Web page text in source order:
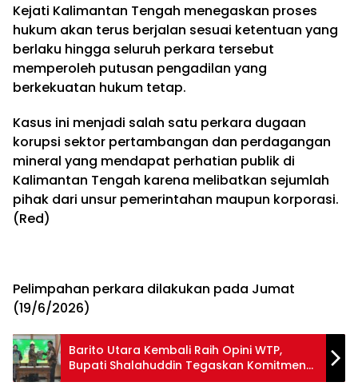
Kejati Kalimantan Tengah menegaskan proses
hukum akan terus berjalan sesuai ketentuan yang
berlaku hingga seluruh perkara tersebut
memperoleh putusan pengadilan yang
berkekuatan hukum tetap.
Kasus ini menjadi salah satu perkara dugaan
korupsi sektor pertambangan dan perdagangan
mineral yang mendapat perhatian publik di
Kalimantan Tengah karena melibatkan sejumlah
pihak dari unsur pemerintahan maupun korporasi.
(Red)
Pelimpahan perkara dilakukan pada Jumat
(19/6/2026)
Barito Utara Kembali Raih Opini WTP,
Bupati Shalahuddin Tegaskan Komitmen
Perbaiki Tata Kelola Keuangan